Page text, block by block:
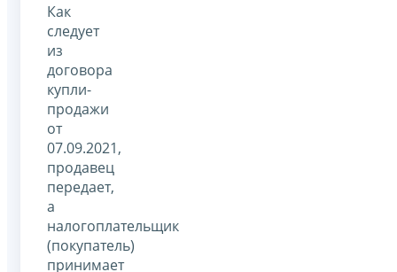
Как
следует
из
договора
купли-
продажи
от
07.09.2021,
продавец
передает,
а
налогоплательщик
(покупатель)
принимает